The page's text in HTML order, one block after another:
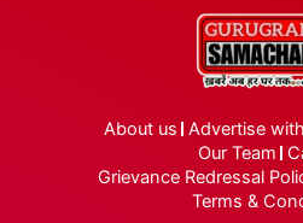
About us Advertise
Our Team
Grievance Redressal
Terms &